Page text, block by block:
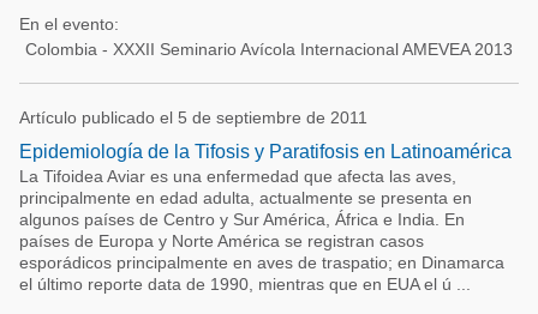
En el evento:
Colombia - XXXII Seminario Avícola Internacional AMEVEA 2013
Artículo publicado el 5 de septiembre de 2011
Epidemiología de la Tifosis y Paratifosis en Latinoamérica
La Tifoidea Aviar es una enfermedad que afecta las aves,
principalmente en edad adulta, actualmente se presenta en
algunos países de Centro y Sur América, África e India. En
países de Europa y Norte América se registran casos
esporádicos principalmente en aves de traspatio; en Dinamarca
el último reporte data de 1990, mientras que en EUA el ú ...